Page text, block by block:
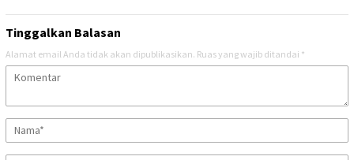
Tinggalkan Balasan
Alamat email Anda tidak akan dipublikasikan. Ruas yang wajib ditandai *